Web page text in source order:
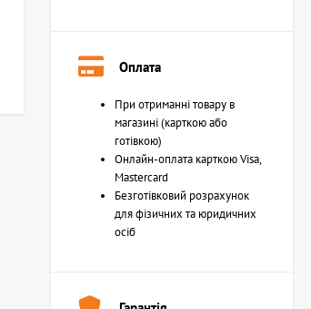
Оплата
При отриманні товару в
магазині (карткою або
готівкою)
Онлайн-оплата карткою Visa,
Mastercard
Безготівковий розрахунок
для фізичних та юридичних
осіб